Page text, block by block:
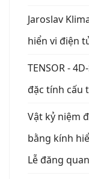
Jaroslav
hiển vi điện
TENSOR -
đặc tính cấu
Vật kỷ niệm
bằng kính
Lễ đăng